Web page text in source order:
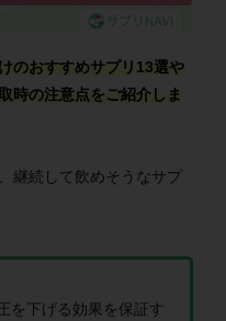
のおすすめサプリ13選や
時の注意点をご紹介しま
継続して飲めそうなサプ
を下げる効果を保証す